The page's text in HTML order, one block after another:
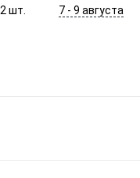
2шт. 7 - 9 августа